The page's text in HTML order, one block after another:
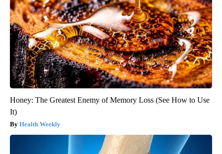
Honey: The Greatest Enemy of Memory Loss (See How to Use
It)
Health Weekly